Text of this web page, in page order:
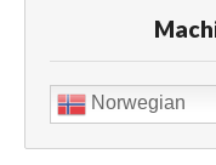
Norwegian